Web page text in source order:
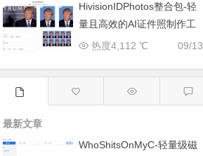
HivisionIDPhotos整合包-轻
量且高效的AI证件照制作工
具
09/13
热度4,112 ℃
最新文章
WhoShitsOnMyC-轻量级磁